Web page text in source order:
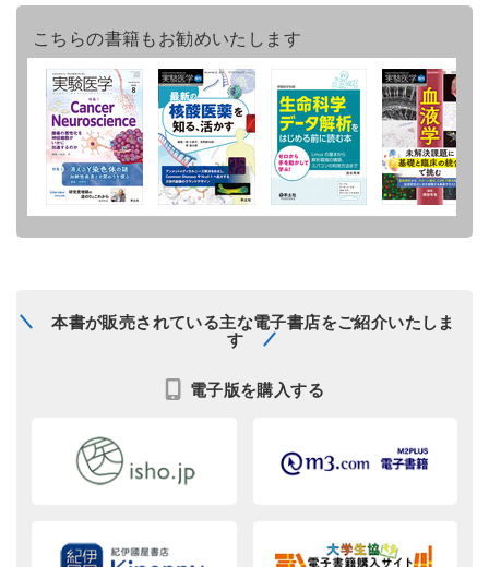
こちらの書籍もお勧めいたします
本書が販売されている主な電子書店をご紹介いたしま
す
電子版を購入する